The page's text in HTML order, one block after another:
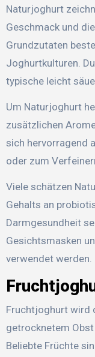
Naturjoghurt
Geschmack und
Grundzutaten
Joghurtkulturen.
typische leicht
Um Naturjoghurt
zusätzlichen
sich hervorragend
oder zum
Viele schätzen
Gehalts an
Darmgesundheit
Gesichtsmasken
verwendet werden.
Fruchtjoghurt wird
getrocknetem
Beliebte Früchte